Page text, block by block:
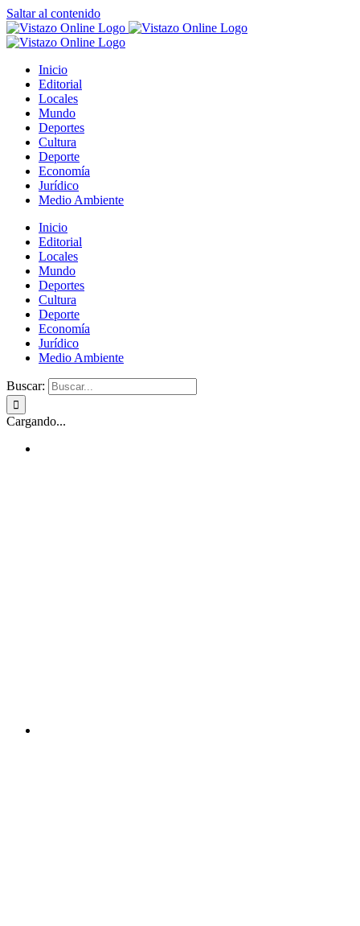
Saltar al contenido
Inicio
Editorial
Locales
Mundo
Deportes
Cultura
Deporte
Economía
Jurídico
Medio Ambiente
Inicio
Editorial
Locales
Mundo
Deportes
Cultura
Deporte
Economía
Jurídico
Medio Ambiente
Buscar:
Cargando...